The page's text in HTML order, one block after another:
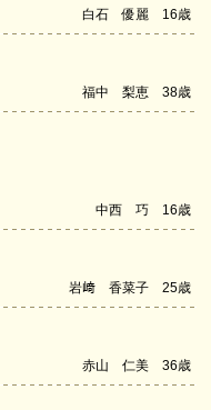
白石 優麗 16歳
福中 梨恵 38歳
中西 巧 16歳
岩﨑 香菜子 25歳
赤山 仁美 36歳